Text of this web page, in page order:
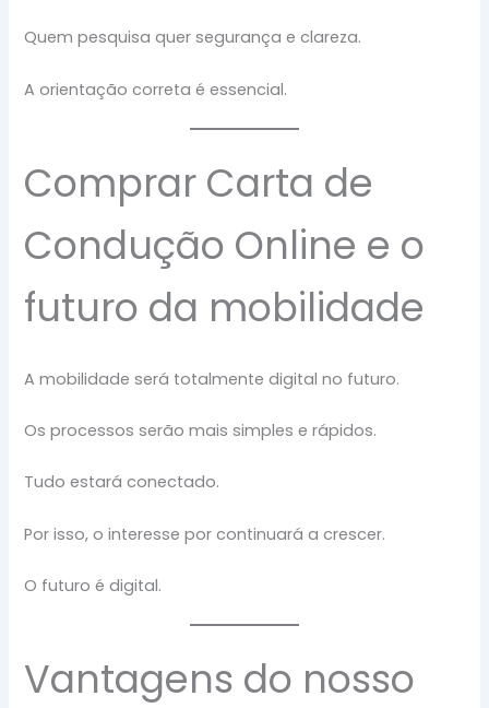
Quem pesquisa quer segurança e clareza.
A orientação correta é essencial.
Comprar Carta de
Condução Online e o
futuro da mobilidade
A mobilidade será totalmente digital no futuro.
Os processos serão mais simples e rápidos.
Tudo estará conectado.
Por isso, o interesse por continuará a crescer.
O futuro é digital.
Vantagens do nosso